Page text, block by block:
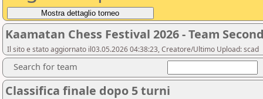
Kaamatan Chess Festival 2026 - Team
Il sito e stato aggiornato il03.05.2026 04:38:23, Creatore/Ultimo Upload: scad
Search for team
Classifica finale dopo 5 turni